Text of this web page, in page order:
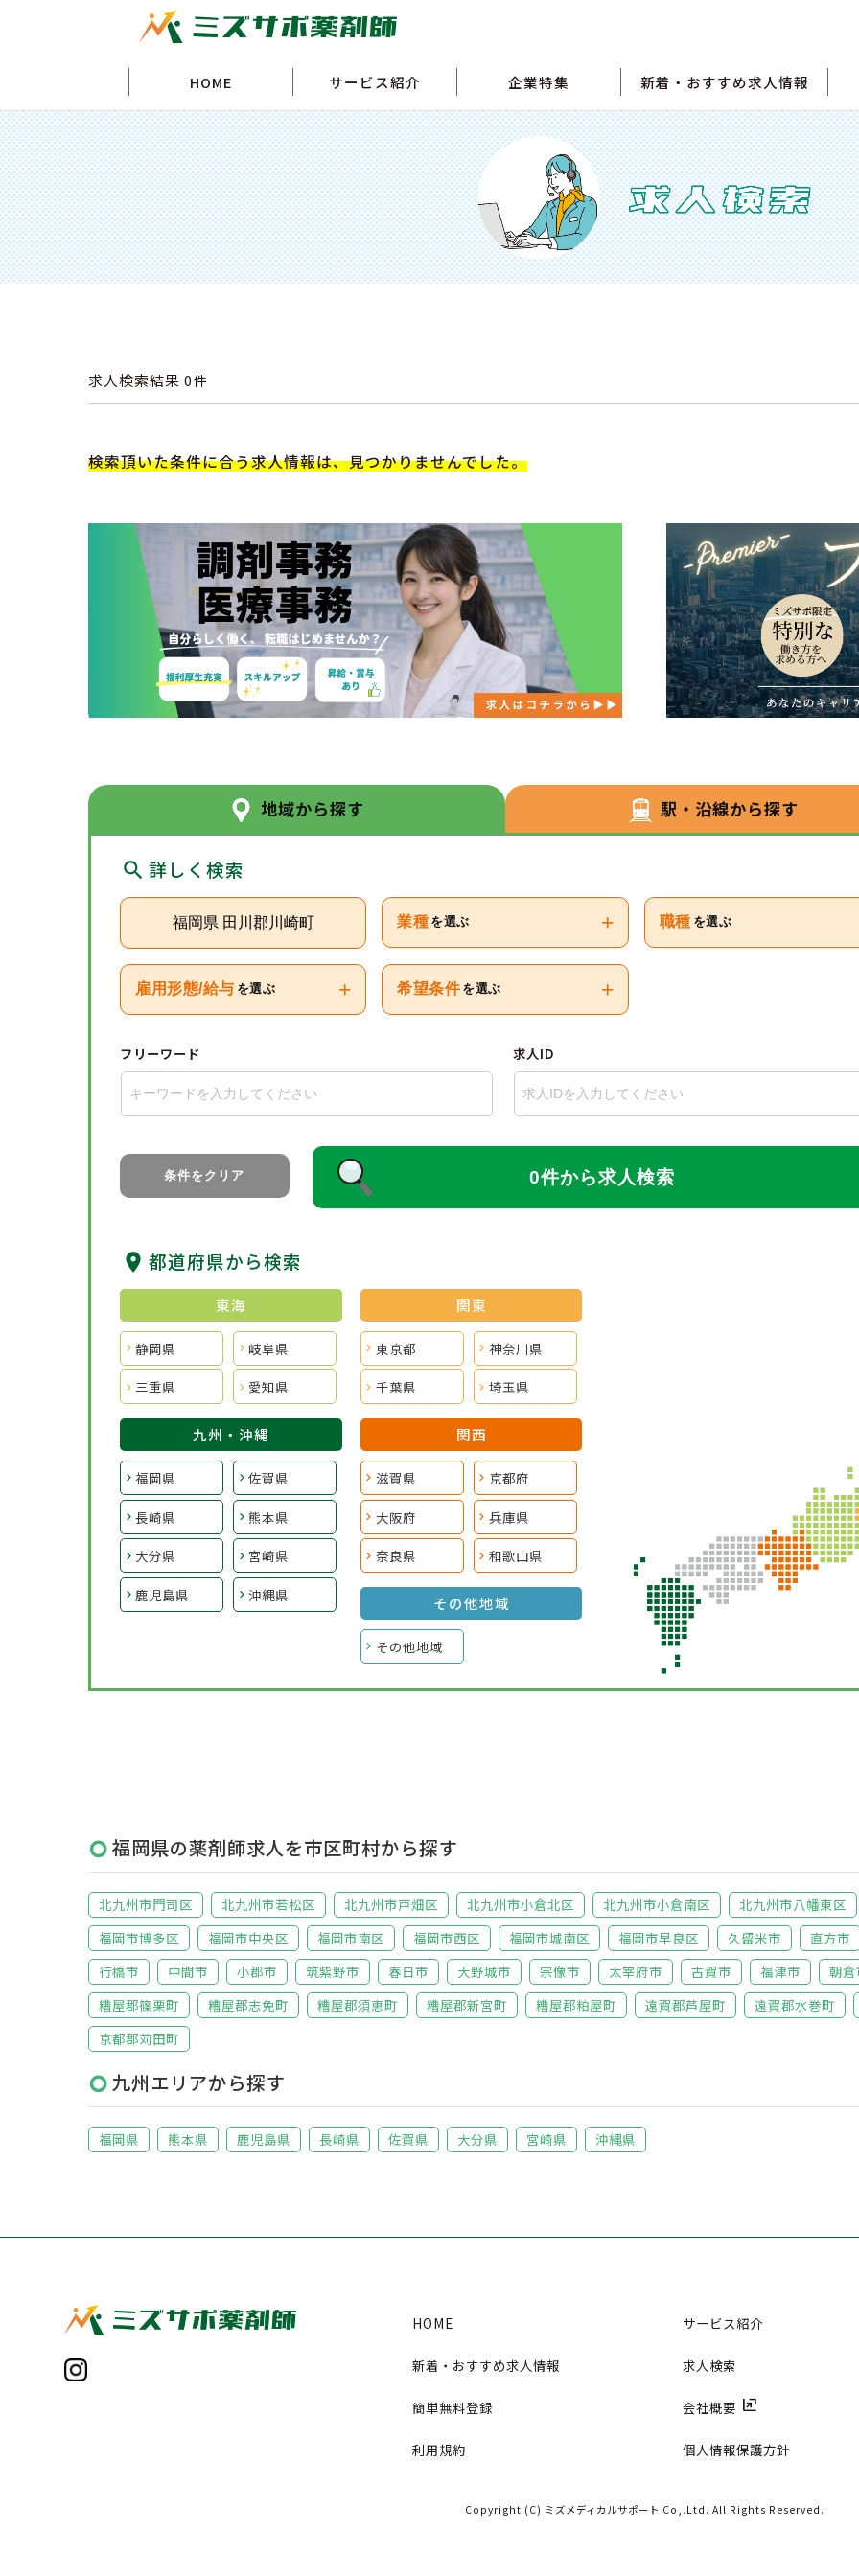
HOME サービス紹介 企業特集 新着・おすすめ求人情報
求人検索結果 0件
検索頂いた条件に合う求人情報は、見つかりませんでした。
地域から探す 駅・沿線から探す
詳しく検索
福岡県 田川郡川崎町 業種 を選ぶ + 職種 を選ぶ
雇用形態/給与 を選ぶ + 希望条件 を選ぶ +
フリーワード 求人ID
条件をクリア 0件から求人検索
都道府県から検索
東海
静岡県 岐阜県
三重県 愛知県
関東
東京都 神奈川県
千葉県 埼玉県
九州・沖縄
福岡県 佐賀県
長崎県 熊本県
大分県 宮崎県
鹿児島県 沖縄県
関西
滋賀県 京都府
大阪府 兵庫県
奈良県 和歌山県
その他地域
その他地域
福岡県の薬剤師求人を市区町村から探す
北九州市門司区 北九州市若松区 北九州市戸畑区 北九州市小倉北区 北九州市小倉南区
北九州市八幡東区
福岡市博多区
福岡市中央区 福岡市南区 福岡市西区 福岡市城南区 福岡市早良区 久留米市
直方市
行橋市
中間市 小郡市 筑紫野市 春日市 大野城市 宗像市 太宰府市 古賀市 福津市
朝
糟屋郡篠栗町
糟屋郡志免町 糟屋郡須恵町 糟屋郡新宮町 糟屋郡粕屋町 遠賀郡芦屋町
遠賀郡水巻町
京都郡苅田町
九州エリアから探す
福岡県 熊本県 鹿児島県 長崎県 佐賀県 大分県 宮崎県 沖縄県
HOME サービス紹介
新着・おすすめ求人情報 求人検索
簡単無料登録 会社概要 ungroup
利用規約 個人情報保護方針
Copyright (C) ミズメディカルサポート Co,.Ltd. All Rights Reserved.